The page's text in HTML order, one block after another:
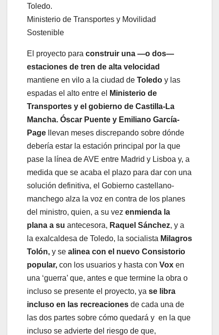
Toledo.
Ministerio de Transportes y Movilidad
Sostenible
El proyecto para construir una —o dos—
estaciones de tren de alta velocidad
mantiene en vilo a la ciudad de Toledo y las
espadas el alto entre el
Ministerio de
Transportes y el gobierno de Castilla-La
Mancha. Óscar Puente y Emiliano García-
Page llevan meses discrepando sobre dónde
debería estar la estación principal por la que
pase la línea de AVE entre Madrid y Lisboa y, a
medida que se acaba el plazo para dar con una
solución definitiva, el Gobierno castellano-
manchego alza la voz en contra de los planes
del ministro, quien, a su vez enmienda la
plana a su antecesora, Raquel Sánchez, y a
la exalcaldesa de Toledo, la socialista Milagros
Tolón, y se alinea con el nuevo Consistorio
popular, con los usuarios y hasta con Vox en
una ‘guerra’ que, antes e que termine la obra o
incluso se presente el proyecto, ya se libra
incluso en las recreaciones de cada una de
las dos partes sobre cómo quedará y en la que
incluso se advierte del riesgo de que,